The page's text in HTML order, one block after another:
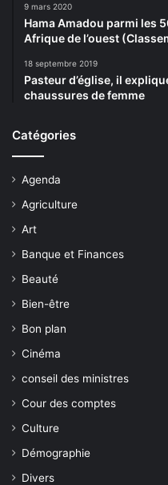
9 mars 2020
Hama Amadou parmi les
Afrique de l’ouest
18 septembre 2019
Pasteur d’église, il
chaussures de femme
Catégories
Agenda
Agriculture
Art
Banque et Finances
Beauté
Bien-être
Bon plan
Cinéma
conseil des ministres
Cour des comptes
Culture
Démographie
Divers